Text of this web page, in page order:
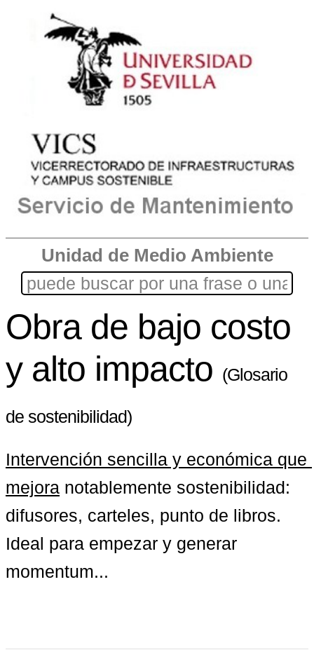
Unidad de Medio Ambiente
Obra de bajo costo
y alto impacto (Glosario
de sostenibilidad)
Intervención sencilla y económica que
mejora notablemente sostenibilidad:
difusores, carteles, punto de libros.
Ideal para empezar y generar
momentum...